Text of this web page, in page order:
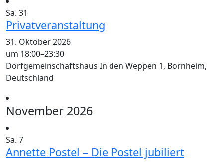
Sa. 31
Privatveranstaltung
31. Oktober 2026
um 18:00–23:30
Dorfgemeinschaftshaus In den Weppen 1, Bornheim,
Deutschland
November 2026
Sa. 7
Annette Postel – Die Postel jubiliert